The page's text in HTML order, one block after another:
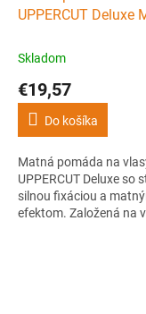
UPPERCUT Deluxe
Skladom
€19,57
Do košíka
Matná pomáda na
UPPERCUT Deluxe so
silnou fixáciou a
efektom. Založená na